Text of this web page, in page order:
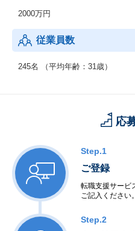
2000万円
従業員数
245名 （平均年齢：31歳）
応
Step.1
ご登録
転職支援サービ
ご記入ください。
Step.2